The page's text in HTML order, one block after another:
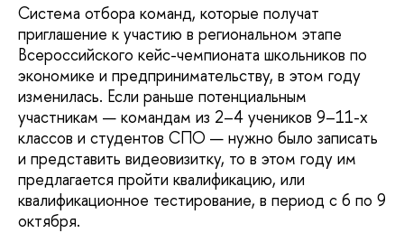
Система отбора команд, которые получат
приглашение к участию в региональном этапе
Всероссийского кейс-чемпионата школьников по
экономике и предпринимательству, в этом году
изменилась. Если раньше потенциальным
участникам — командам из 2–4 учеников 9–11-х
классов и студентов СПО — нужно было записать
и представить видеовизитку, то в этом году им
предлагается пройти квалификацию, или
квалификационное тестирование, в период с 6 по 9
октября.